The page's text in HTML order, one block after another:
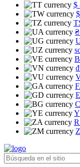
$
$
₴
₫
R